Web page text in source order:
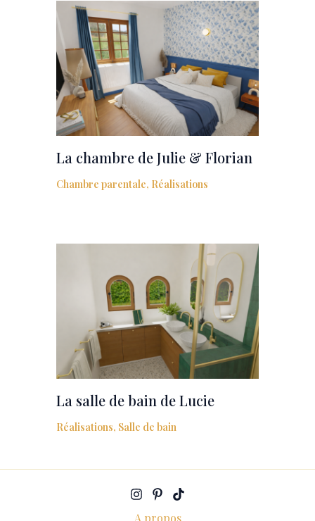
La chambre de Julie & Florian
Chambre parentale, Réalisations
La salle de bain de Lucie
Réalisations, Salle de bain
A propos